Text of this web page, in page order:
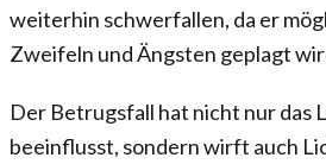
weiterhin schwerfallen, da er
Zweifeln und Ängsten geplagt
Der Betrugsfall hat nicht nur das
beeinflusst, sondern wirft auch